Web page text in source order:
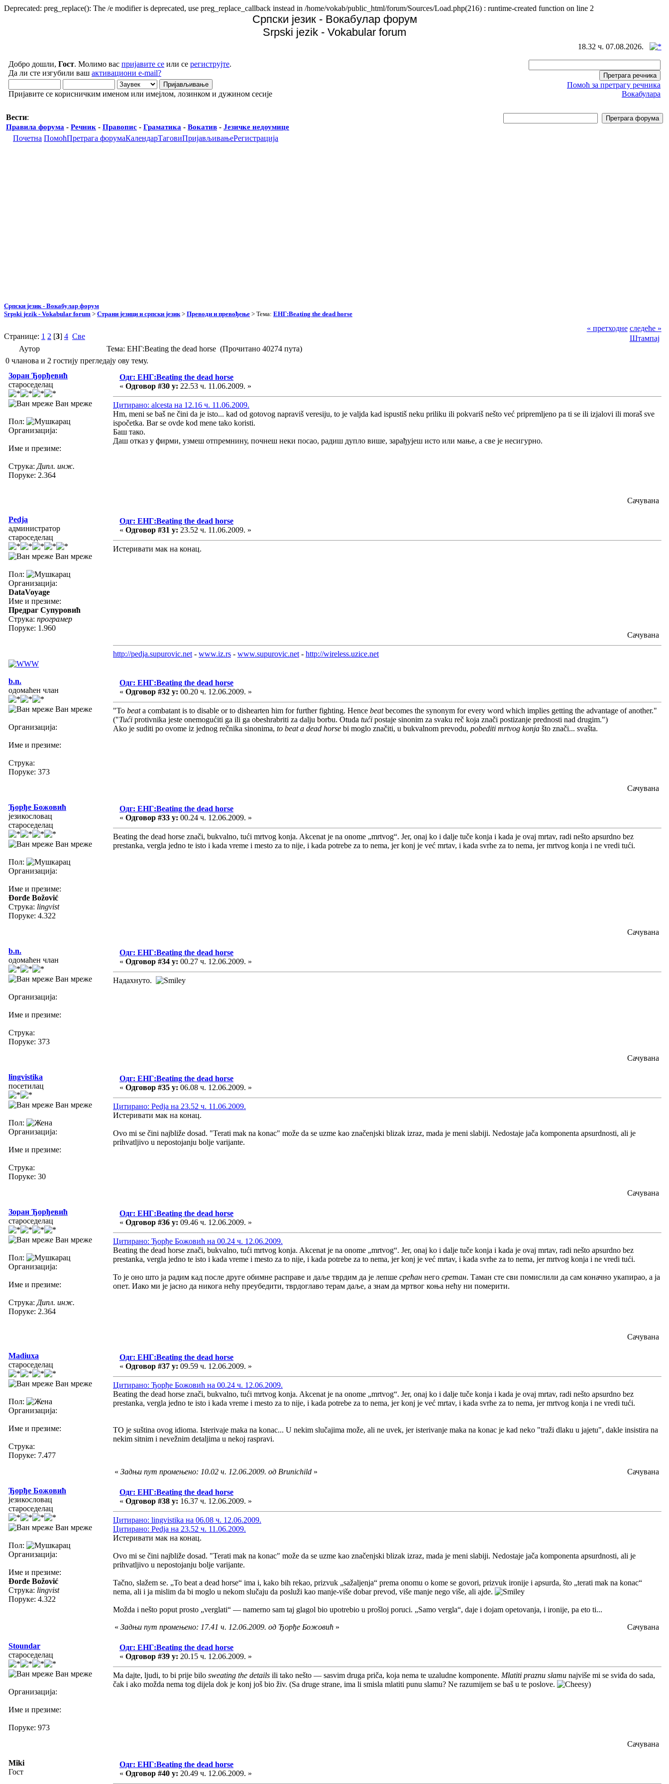
Deprecated: preg_replace(): The /e modifier is deprecated, use preg_replace_callback instead in /home/vokab/public_html/forum/Sources/Load.php(216) : runtime-created function on line 2
Српски језик - Вокабулар форум
Srpski jezik - Vokabular forum
18.32 ч. 07.08.2026.
Добро дошли, Гост. Молимо вас пријавите се или се региструјте.
Да ли сте изгубили ваш активациони e-mail?
Пријавите се корисничким именом или имејлом, лозинком и дужином сесије
Помоћ за претрагу речника
Вокабулара
Вести:
Правила форума - Речник - Правопис - Граматика - Вокатив - Језичке недоумице
Почетна ПомоћПретрага форумаКалендарТаговиПријављивањеРегистрација
Српски језик - Вокабулар форум
Srpski jezik - Vokabular forum > Страни језици и српски језик > Преводи и превођење > Тема: ЕНГ:Beating the dead horse
Странице: 1 2 [3] 4 Све
« претходне следеће »
Штампај
Аутор
Тема: ЕНГ:Beating the dead horse (Прочитано 40274 пута)
0 чланова и 2 гостију прегледају ову тему.
Зоран Ђорђевић
староседелац
Ван мреже
Пол:
Организација:
Име и презиме:
Струка: Дипл. инж.
Поруке: 2.364
Одг: ЕНГ:Beating the dead horse
« Одговор #30 у: 22.53 ч. 11.06.2009. »
Цитирано: alcesta на 12.16 ч. 11.06.2009.
Hm, meni se baš ne čini da je isto... kad od gotovog napraviš veresiju, to je valjda kad ispustiš neku priliku ili pokvariš nešto već pripremljeno pa ti se ili izjalovi ili moraš sve
ispočetka. Bar se ovde kod mene tako koristi.
Баш тако.
Даш отказ у фирми, узмеш отпремнину, почнеш неки посао, радиш дупло више, зарађујеш исто или мање, а све је несигурно.
Сачувана
Pedja
администратор
староседелац
Ван мреже
Пол:
Организација:
DataVoyage
Име и презиме:
Предраг Супуровић
Струка: програмер
Поруке: 1.960
Одг: ЕНГ:Beating the dead horse
« Одговор #31 у: 23.52 ч. 11.06.2009. »
Истеривати мак на конац.
Сачувана
http://pedja.supurovic.net - www.iz.rs - www.supurovic.net - http://wireless.uzice.net
b.n.
одомаћен члан
Ван мреже
Организација:
Име и презиме:
Струка:
Поруке: 373
Одг: ЕНГ:Beating the dead horse
« Одговор #32 у: 00.20 ч. 12.06.2009. »
"To beata combatant is to disable or to dishearten him for further fighting. Hence beatbecomes the synonym for every word which implies getting the advantage of another."
("Tući protivnika jeste onemogućiti ga ili ga obeshrabriti za dalju borbu. Otuda tući postaje sinonim za svaku reč koja znači postizanje prednosti nad drugim.")
Ako je suditi po ovome iz jednog rečnika sinonima, to beat a dead horse bi moglo značiti, u bukvalnom prevodu, pobediti mrtvog konja što znači... svašta.
Сачувана
Ђорђе Божовић
језикословац
староседелац
Ван мреже
Пол:
Организација:
Име и презиме:
Đorđe Božović
Струка: lingvist
Поруке: 4.322
Одг: ЕНГ:Beating the dead horse
« Одговор #33 у: 00.24 ч. 12.06.2009. »
Beating the dead horse znači, bukvalno, tući mrtvog konja. Akcenat je na onome „mrtvog“. Jer, onaj ko i dalje tuče konja i kada je ovaj mrtav, radi nešto apsurdno bez
prestanka, vergla jedno te isto i kada vreme i mesto za to nije, i kada potrebe za to nema, jer konj je već mrtav, i kada svrhe za to nema, jer mrtvog konja i ne vredi tući.
Сачувана
b.n.
одомаћен члан
Ван мреже
Организација:
Име и презиме:
Струка:
Поруке: 373
Одг: ЕНГ:Beating the dead horse
« Одговор #34 у: 00.27 ч. 12.06.2009. »
Надахнуто.
Сачувана
lingvistika
посетилац
Ван мреже
Пол:
Организација:
Име и презиме:
Струка:
Поруке: 30
Одг: ЕНГ:Beating the dead horse
« Одговор #35 у: 06.08 ч. 12.06.2009. »
Цитирано: Pedja на 23.52 ч. 11.06.2009.
Истеривати мак на конац.
Ovo mi se čini najbliže dosad. "Terati mak na konac" može da se uzme kao značenjski blizak izraz, mada je meni slabiji. Nedostaje jača komponenta apsurdnosti, ali je
prihvatljivo u nepostojanju bolje varijante.
Сачувана
Зоран Ђорђевић
староседелац
Ван мреже
Пол:
Организација:
Име и презиме:
Струка: Дипл. инж.
Поруке: 2.364
Одг: ЕНГ:Beating the dead horse
« Одговор #36 у: 09.46 ч. 12.06.2009. »
Цитирано: Ђорђе Божовић на 00.24 ч. 12.06.2009.
Beating the dead horse znači, bukvalno, tući mrtvog konja. Akcenat je na onome „mrtvog“. Jer, onaj ko i dalje tuče konja i kada je ovaj mrtav, radi nešto apsurdno bez
prestanka, vergla jedno te isto i kada vreme i mesto za to nije, i kada potrebe za to nema, jer konj je već mrtav, i kada svrhe za to nema, jer mrtvog konja i ne vredi tući.
То је оно што ја радим кад после друге обимне расправе и даље тврдим да је лепше срећан него сретан. Таман сте сви помислили да сам коначно укапирао, а ја
опет. Иако ми је јасно да никога нећу преубедити, тврдоглаво терам даље, а знам да мртвог коња нећу ни померити.
Сачувана
Madiuxa
староседелац
Ван мреже
Пол:
Организација:
Име и презиме:
Струка:
Поруке: 7.477
Одг: ЕНГ:Beating the dead horse
« Одговор #37 у: 09.59 ч. 12.06.2009. »
Цитирано: Ђорђе Божовић на 00.24 ч. 12.06.2009.
Beating the dead horse znači, bukvalno, tući mrtvog konja. Akcenat je na onome „mrtvog“. Jer, onaj ko i dalje tuče konja i kada je ovaj mrtav, radi nešto apsurdno bez
prestanka, vergla jedno te isto i kada vreme i mesto za to nije, i kada potrebe za to nema, jer konj je već mrtav, i kada svrhe za to nema, jer mrtvog konja i ne vredi tući.
TO je suština ovog idioma. Isterivaje maka na konac... U nekim slučajima može, ali ne uvek, jer isterivanje maka na konac je kad neko "traži dlaku u jajetu", dakle insistira na
nekim sitnim i nevežnim detaljima u nekoj raspravi.
« Задњи пут промењено: 10.02 ч. 12.06.2009. од Brunichild » Сачувана
Ђорђе Божовић
језикословац
староседелац
Ван мреже
Пол:
Организација:
Име и презиме:
Đorđe Božović
Струка: lingvist
Поруке: 4.322
Одг: ЕНГ:Beating the dead horse
« Одговор #38 у: 16.37 ч. 12.06.2009. »
Цитирано: lingvistika на 06.08 ч. 12.06.2009.
Цитирано: Pedja на 23.52 ч. 11.06.2009.
Истеривати мак на конац.
Ovo mi se čini najbliže dosad. "Terati mak na konac" može da se uzme kao značenjski blizak izraz, mada je meni slabiji. Nedostaje jača komponenta apsurdnosti, ali je
prihvatljivo u nepostojanju bolje varijante.
Tačno, slažem se. „To beat a dead horse“ ima i, kako bih rekao, prizvuk „sažaljenja“ prema onomu o kome se govori, prizvuk ironije i apsurda, što „terati mak na konac“
nema, ali i ja mislim da bi moglo u nekom slučaju da posluži kao manje-više dobar prevod, više manje nego više, ali ajde.
Možda i nešto poput prosto „verglati“ — namerno sam taj glagol bio upotrebio u prošloj poruci. „Samo vergla“, daje i dojam opetovanja, i ironije, pa eto ti...
« Задњи пут промењено: 17.41 ч. 12.06.2009. од Ђорђе Божовић » Сачувана
Stoundar
староседелац
Ван мреже
Организација:
Име и презиме:
Поруке: 973
Одг: ЕНГ:Beating the dead horse
« Одговор #39 у: 20.15 ч. 12.06.2009. »
Ma dajte, ljudi, to bi prije bilo sweating the details ili tako nešto — sasvim druga priča, koja nema te uzaludne komponente. Mlatiti praznu slamu najviše mi se sviđa do sada,
čak i ako možda nema tog dijela dok je konj još bio živ. (Sa druge strane, ima li smisla mlatiti punu slamu? Ne razumijem se baš u te poslove.
)
Сачувана
Miki
Гост
Одг: ЕНГ:Beating the dead horse
« Одговор #40 у: 20.49 ч. 12.06.2009. »